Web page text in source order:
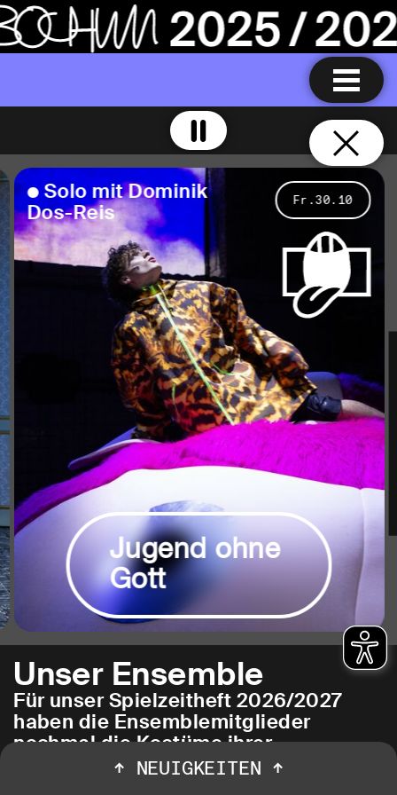
Solo mitDominik
Dos-Reis Fr.30.10
Jugend ohne
Gott
Unser Ensemble
Für unser Spielzeitheft 2026/2027
haben die Ensemblemitglieder
nochmal die Kostüme ihrer
Lieblingsrollen in Bochum
↑ NEUIGKEITEN ↑